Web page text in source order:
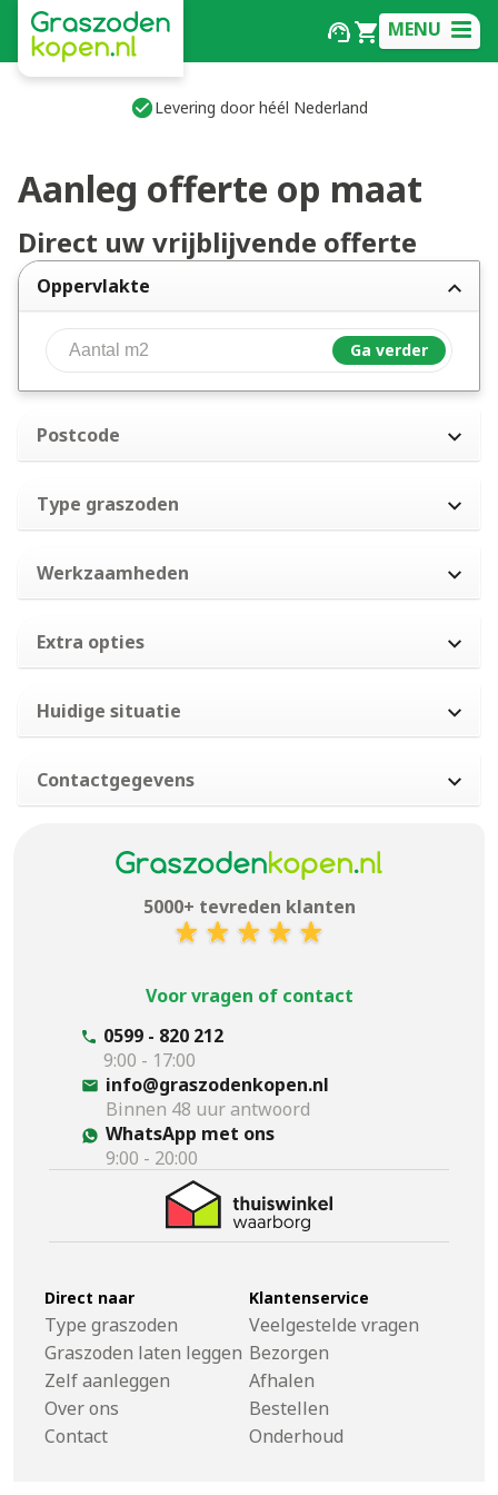
MENU
Levering door héél Nederland
Aanleg offerte op maat
Direct uw vrijblijvende offerte
Oppervlakte
Aantal m2 Ga verder
Postcode
Type graszoden
Werkzaamheden
Extra opties
Huidige situatie
Contactgegevens
5000+ tevreden klanten
Voor vragen of contact
0599 - 820 212
9:00 - 17:00
info@graszodenkopen.nl
Binnen 48 uur antwoord
WhatsApp met ons
9:00 - 20:00
Direct naar
Type graszoden
Graszoden laten leggen
Zelf aanleggen
Over ons
Contact
Klantenservice
Veelgestelde vragen
Bezorgen
Afhalen
Bestellen
Onderhoud